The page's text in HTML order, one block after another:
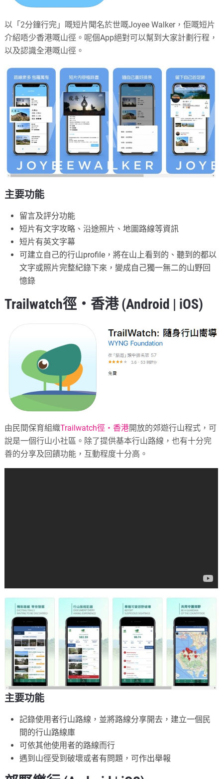
以「2分鐘行完」嘅短片聞名於世嘅Joyee Walker，佢嘅短片
介紹唔少香港嘅山徑。呢個App絕對可以幫到大家計劃行程，
以及認識全港嘅山徑。
主要功能
留言及評分功能
短片有文字攻略、沿途照片、地圖路線等資訊
短片有英文字幕
可建立自己的行山profile，將在山上看到的、聽到的都以
文字或照片完整紀錄下來，變成自己獨一無二的山野回
憶錄
Trailwatch徑‧香港 (Android | iOS)
由民間保育組織Trailwatch徑‧香港開放的郊遊行山程式，可
說是一個行山小社區。除了提供基本行山路線，也有十分完
善的分享及回饋功能，互動程度十分高。
主要功能
記錄使用者行山路線，並將路線分享開去，建立一個民
間的行山路線庫
可依其他使用者的路線而行
遇到山徑受到破壞或者有問題，可作出舉報